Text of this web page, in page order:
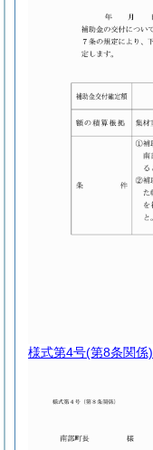
様式第4号(第8条関係)